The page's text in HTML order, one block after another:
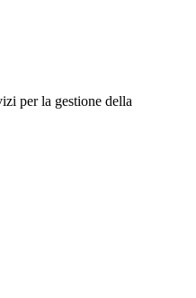
per la gestione della